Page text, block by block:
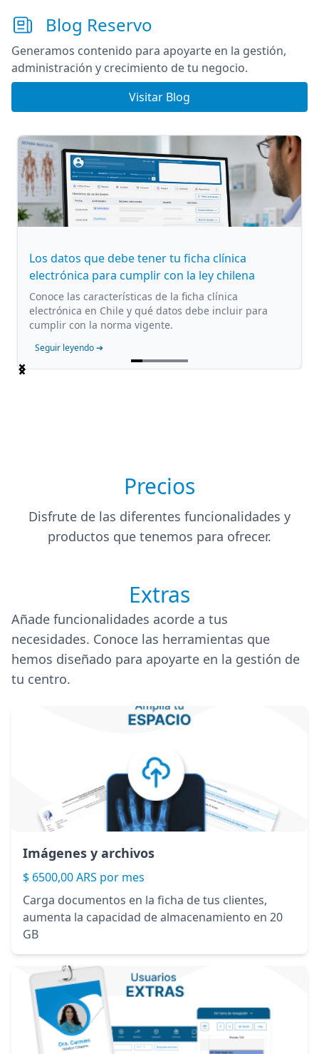
Blog Reservo
Generamos contenido para apoyarte en la gestión,
administración y crecimiento de tu negocio.
Visitar Blog
Los datos que debe tener tu ficha clínica
electrónica para cumplir con la ley chilena
Conoce las características de la ficha clínica
electrónica en Chile y qué datos debe incluir para
cumplir con la norma vigente.
Seguir leyendo ➔
Item
Precios
Disfrute de las diferentes funcionalidades y
productos que tenemos para ofrecer.
Extras
Añade funcionalidades acorde a tus
necesidades. Conoce las herramientas que
hemos diseñado para apoyarte en la gestión de
tu centro.
Imágenes y archivos
$ 6500,00 ARS por mes
Carga documentos en la ficha de tus clientes,
aumenta la capacidad de almacenamiento en 20
GB